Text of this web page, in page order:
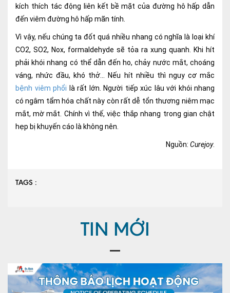
kích thích tác động liên kết bề mặt của đường hô hấp dẫn
đến viêm đường hô hấp mãn tính.
Vì vậy, nếu chúng ta đốt quá nhiều nhang có nghĩa là loại khí
CO2, SO2, Nox, formaldehyde sẽ tỏa ra xung quanh. Khi hít
phải khói nhang có thể dẫn đến ho, chảy nước mắt, choáng
váng, nhức đầu, khó thở… Nếu hít nhiều thì nguy cơ mắc
bệnh viêm phổi là rất lớn. Người tiếp xúc lâu với khói nhang
có ngâm tẩm hóa chất này còn rất dễ tổn thương niêm mạc
mắt, mờ mắt. Chính vì thế, việc thắp nhang trong gian chật
hẹp bị khuyến cáo là không nên.
Nguồn: Curejoy.
TAGS :
TIN MỚI